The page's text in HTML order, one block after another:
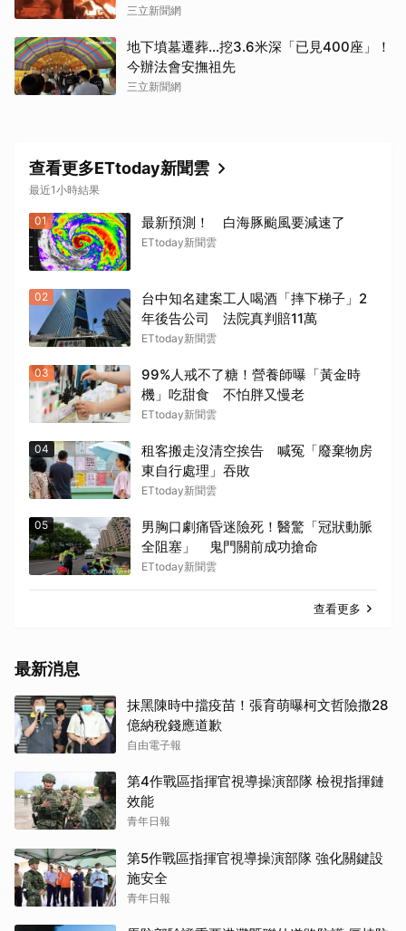
三立新聞網
地下墳墓遷葬…挖3.6米深「已見400座」！
今辦法會安撫祖先
三立新聞網
查看更多ETtoday新聞雲
最近1小時結果
01 最新預測！ 白海豚颱風要減速了
ETtoday新聞雲
02
台中知名建案工人喝酒「摔下梯子」2
年後告公司 法院真判賠11萬
ETtoday新聞雲
03
99%人戒不了糖！營養師曝「黃金時
機」吃甜食 不怕胖又慢老
ETtoday新聞雲
04
租客搬走沒清空挨告 喊冤「廢棄物房
東自行處理」吞敗
ETtoday新聞雲
05
男胸口劇痛昏迷險死！醫驚「冠狀動脈
全阻塞」 鬼門關前成功搶命
ETtoday新聞雲
查看更多
最新消息
抹黑陳時中擋疫苗！張育萌曝柯文哲險撒28
億納稅錢應道歉
自由電子報
第4作戰區指揮官視導操演部隊 檢視指揮鏈
效能
青年日報
第5作戰區指揮官視導操演部隊 強化關鍵設
施安全
青年日報